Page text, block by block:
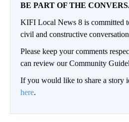
BE PART OF THE
KIFI Local News 8 is committed
civil and constructive
Please keep your comments
can review our Community
If you would like to share a story
here.